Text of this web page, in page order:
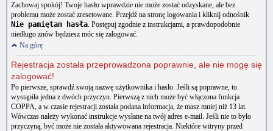
Zachowaj spokój! Twoje hasło wprawdzie nie może zostać odzyskane, ale bez
problemu może zostać zresetowane. Przejdź na stronę logowania i kliknij odnośnik
Nie pamiętam hasła. Postępuj zgodnie z instrukcjami, a prawdopodobnie
niedługo znów będziesz móc się zalogować.
Na górę
Rejestracja została przeprowadzona poprawnie, ale nie mogę się
zalogować!
Po pierwsze, sprawdź swoją nazwę użytkownika i hasło. Jeśli są poprawne, to
wystąpiła jedna z dwóch przyczyn. Pierwszą z nich może być włączona funkcja
COPPA, a w czasie rejestracji została podana informacja, że masz mniej niż 13 lat.
Wówczas należy wykonać instrukcje wysłane na twój adres e-mail. Jeśli nie to było
przyczyną, być może nie została aktywowana rejestracja. Niektóre witryny przed